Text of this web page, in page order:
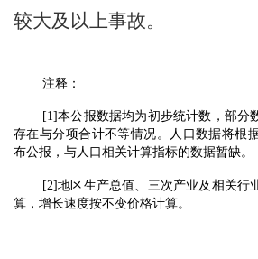
较大及以上事故。
注释：
[1]本公报数据均为初步统计数，部分
存在与分项合计不等情况。人口数据将根
布公报，与人口相关计算指标的数据暂缺。
[2]地区生产总值、三次产业及相关行
算，增长速度按不变价格计算。